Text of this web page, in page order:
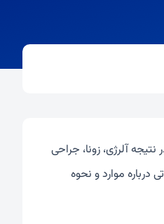
آلرژی، زونا، جراحی
موارد و نحوه